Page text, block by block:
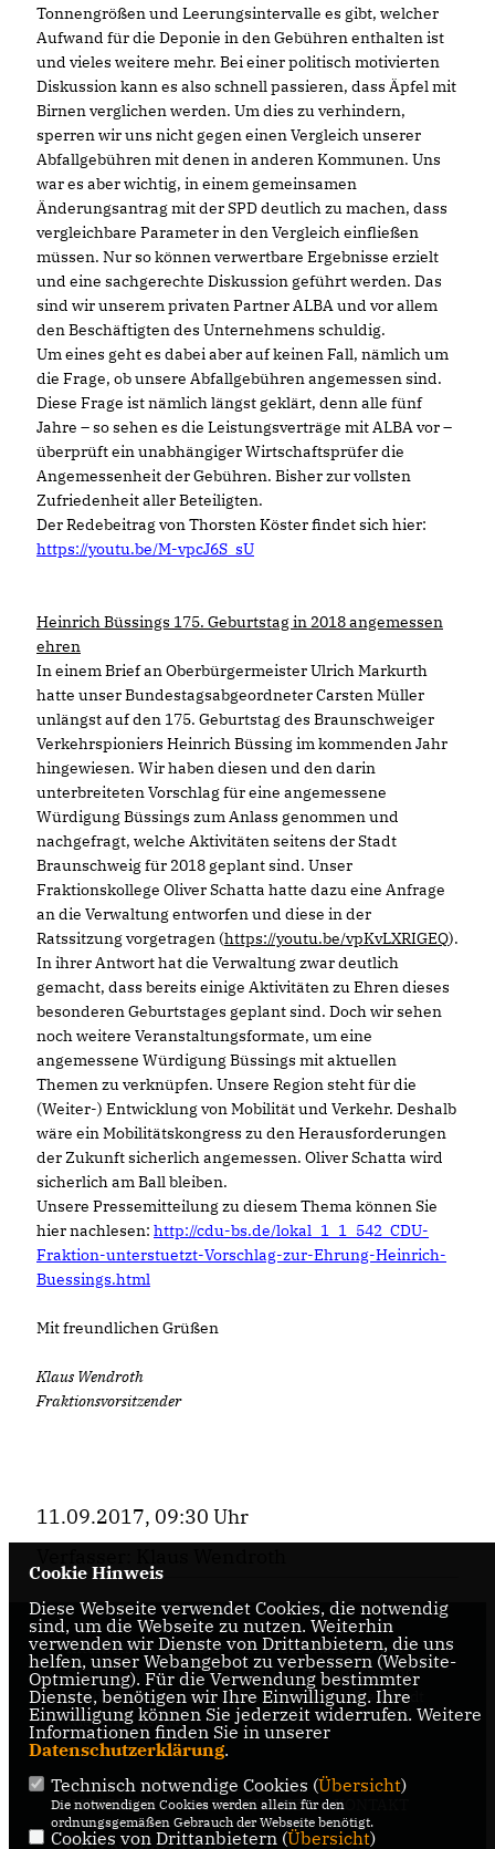
Tonnengrößen und Leerungsintervalle es gibt, welcher
Aufwand für die Deponie in den Gebühren enthalten ist
und vieles weitere mehr. Bei einer politisch motivierten
Diskussion kann es also schnell passieren, dass Äpfel mit
Birnen verglichen werden. Um dies zu verhindern,
sperren wir uns nicht gegen einen Vergleich unserer
Abfallgebühren mit denen in anderen Kommunen. Uns
war es aber wichtig, in einem gemeinsamen
Änderungsantrag mit der SPD deutlich zu machen, dass
vergleichbare Parameter in den Vergleich einfließen
müssen. Nur so können verwertbare Ergebnisse erzielt
und eine sachgerechte Diskussion geführt werden. Das
sind wir unserem privaten Partner ALBA und vor allem
den Beschäftigten des Unternehmens schuldig.
Um eines geht es dabei aber auf keinen Fall, nämlich um
die Frage, ob unsere Abfallgebühren angemessen sind.
Diese Frage ist nämlich längst geklärt, denn alle fünf
Jahre – so sehen es die Leistungsverträge mit ALBA vor –
überprüft ein unabhängiger Wirtschaftsprüfer die
Angemessenheit der Gebühren. Bisher zur vollsten
Zufriedenheit aller Beteiligten.
Der Redebeitrag von Thorsten Köster findet sich hier:
https://youtu.be/M-vpcJ6S_sU
Heinrich Büssings 175. Geburtstag in 2018 angemessen
ehren
In einem Brief an Oberbürgermeister Ulrich Markurth
hatte unser Bundestagsabgeordneter Carsten Müller
unlängst auf den 175. Geburtstag des Braunschweiger
Verkehrspioniers Heinrich Büssing im kommenden Jahr
hingewiesen. Wir haben diesen und den darin
unterbreiteten Vorschlag für eine angemessene
Würdigung Büssings zum Anlass genommen und
nachgefragt, welche Aktivitäten seitens der Stadt
Braunschweig für 2018 geplant sind. Unser
Fraktionskollege Oliver Schatta hatte dazu eine Anfrage
an die Verwaltung entworfen und diese in der
Ratssitzung vorgetragen (https://youtu.be/vpKvLXRIGEQ).
In ihrer Antwort hat die Verwaltung zwar deutlich
gemacht, dass bereits einige Aktivitäten zu Ehren dieses
besonderen Geburtstages geplant sind. Doch wir sehen
noch weitere Veranstaltungsformate, um eine
angemessene Würdigung Büssings mit aktuellen
Themen zu verknüpfen. Unsere Region steht für die
(Weiter-) Entwicklung von Mobilität und Verkehr. Deshalb
wäre ein Mobilitätskongress zu den Herausforderungen
der Zukunft sicherlich angemessen. Oliver Schatta wird
sicherlich am Ball bleiben.
Unsere Pressemitteilung zu diesem Thema können Sie
hier nachlesen: http://cdu-bs.de/lokal_1_1_542_CDU-
Fraktion-unterstuetzt-Vorschlag-zur-Ehrung-Heinrich-
Buessings.html
Mit freundlichen Grüßen
Klaus Wendroth
Fraktionsvorsitzender
11.09.2017, 09:30 Uhr
Internetseite der CDU-Fraktion im Rat der Stadt
Braunschweig, mit aktuellen Informationen rund
um die Kommunalpolitik in der zweitgrößten Stadt
Niedersachsens.
IMPRESSUM DATENSCHUTZ KONTAKT
Cookie Hinweis
Diese Webseite verwendet Cookies, die notwendig
sind, um die Webseite zu nutzen. Weiterhin
verwenden wir Dienste von Drittanbietern, die uns
helfen, unser Webangebot zu verbessern (Website-
Optmierung). Für die Verwendung bestimmter
Dienste, benötigen wir Ihre Einwilligung. Ihre
Einwilligung können Sie jederzeit widerrufen. Weitere
Informationen finden Sie in unserer
Datenschutzerklärung.
Technisch notwendige Cookies (Übersicht)
Die notwendigen Cookies werden allein für den
ordnungsgemäßen Gebrauch der Webseite benötigt.
Cookies von Drittanbietern (Übersicht)